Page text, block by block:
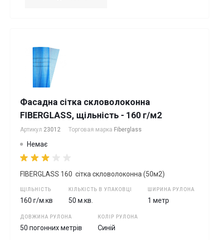
Фасадна сітка скловолоконна
FIBERGLASS, щільність - 160 г/м2
Артикул 23012 Торговая марка Fiberglass
Немає
FIBERGLASS 160 сітка скловолоконна (50м2)
ЩІЛЬНІСТЬ
160 г/м.кв
КІЛЬКІСТЬ В УПАКОВЦІ
50 м.кв.
ШИРИНА РУЛОНА
1 метр
ДОВЖИНА РУЛОНА
50 погонних метрів
КОЛІР РУЛОНА
Синій